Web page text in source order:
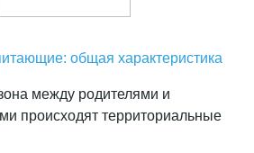
общая характеристика